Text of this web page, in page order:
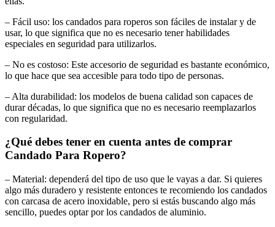
– Fácil uso: los candados para roperos son fáciles de instalar y de
usar, lo que significa que no es necesario tener habilidades
especiales en seguridad para utilizarlos.
– No es costoso: Este accesorio de seguridad es bastante económico,
lo que hace que sea accesible para todo tipo de personas.
– Alta durabilidad: los modelos de buena calidad son capaces de
durar décadas, lo que significa que no es necesario reemplazarlos
con regularidad.
¿Qué debes tener en cuenta antes de comprar
Candado Para Ropero?
– Material: dependerá del tipo de uso que le vayas a dar. Si quieres
algo más duradero y resistente entonces te recomiendo los candados
con carcasa de acero inoxidable, pero si estás buscando algo más
sencillo, puedes optar por los candados de aluminio.